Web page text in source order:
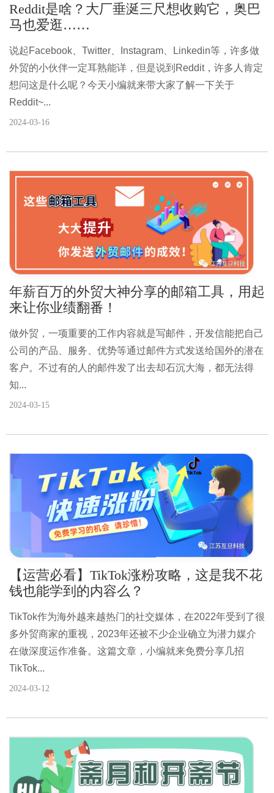
Reddit是啥？大厂垂涎三尺想收购它，奥巴
马也爱逛……
说起Facebook、Twitter、Instagram、Linkedin等，许多做
外贸的小伙伴一定耳熟能详，但是说到Reddit，许多人肯定
想问这是什么呢？今天小编就来带大家了解一下关于
Reddit~...
2024-03-16
年薪百万的外贸大神分享的邮箱工具，用起
来让你业绩翻番！
做外贸，一项重要的工作内容就是写邮件，开发信能把自己
公司的产品、服务、优势等通过邮件方式发送给国外的潜在
客户。不过有的人的邮件发了出去却石沉大海，都无法得
知...
2024-03-15
【运营必看】TikTok涨粉攻略，这是我不花
钱也能学到的内容么？
TikTok作为海外越来越热门的社交媒体，在2022年受到了很
多外贸商家的重视，2023年还被不少企业确立为潜力媒介
在做深度运作准备。这篇文章，小编就来免费分享几招
TikTok...
2024-03-12